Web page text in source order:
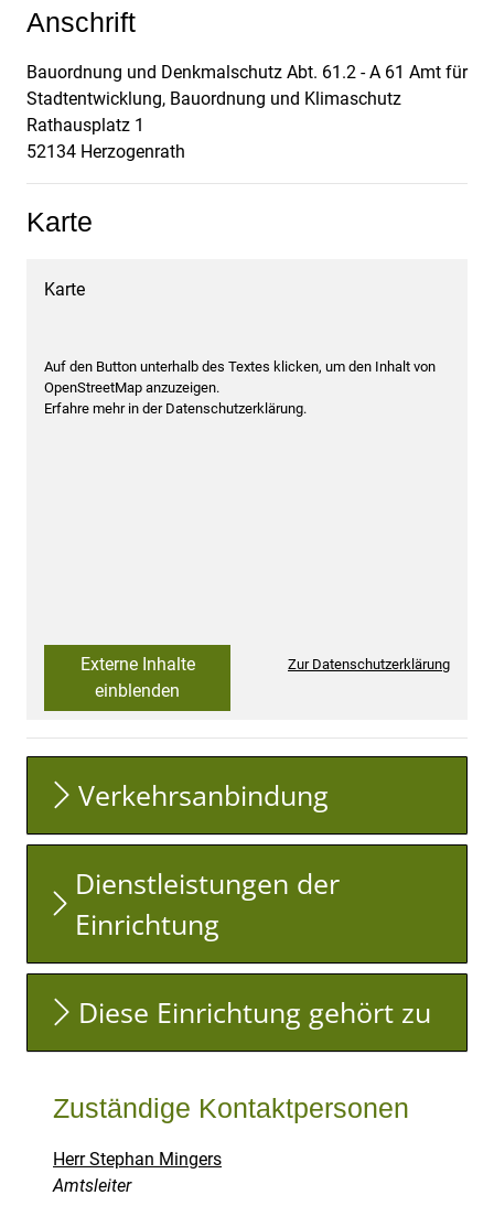
Anschrift
Bauordnung und Denkmalschutz Abt. 61.2 - A 61 Amt für
Stadtentwicklung, Bauordnung und Klimaschutz
Rathausplatz 1
52134 Herzogenrath
Karte
Karte
Auf den Button unterhalb des Textes klicken, um den Inhalt von
OpenStreetMap anzuzeigen.
Erfahre mehr in der Datenschutzerklärung.
Externe Inhalte
einblenden
Zur Datenschutzerklärung
Verkehrsanbindung
Dienstleistungen der
Einrichtung
Diese Einrichtung gehört zu
Zuständige Kontaktpersonen
Herr Stephan Mingers
Position:
Amtsleiter